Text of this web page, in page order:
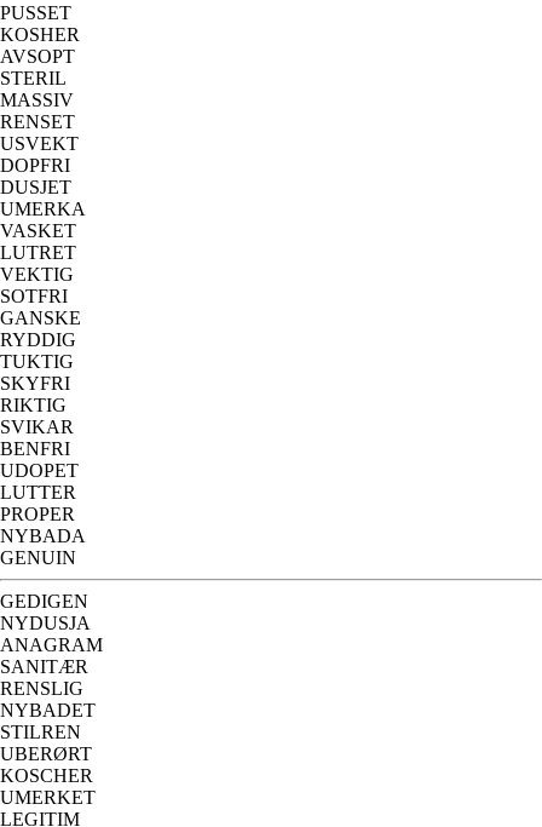
PUSSET
KOSHER
AVSOPT
STERIL
MASSIV
RENSET
USVEKT
DOPFRI
DUSJET
UMERKA
VASKET
LUTRET
VEKTIG
SOTFRI
GANSKE
RYDDIG
TUKTIG
SKYFRI
RIKTIG
SVIKAR
BENFRI
UDOPET
LUTTER
PROPER
NYBADA
GENUIN
GEDIGEN
NYDUSJA
ANAGRAM
SANITÆR
RENSLIG
NYBADET
STILREN
UBERØRT
KOSCHER
UMERKET
LEGITIM